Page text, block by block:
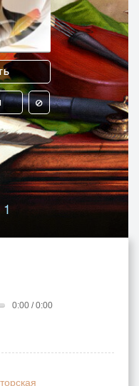
1
0:00 / 0:00